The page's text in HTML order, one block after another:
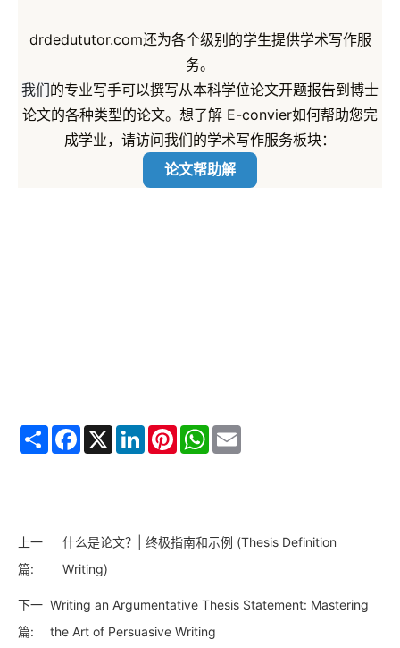
drdedututor.com还为各个级别的学生提供学术写作服
务。
我们的专业写手可以撰写从本科学位论文开题报告到博士
论文的各种类型的论文。想了解 E-convier如何帮助您完
成学业，请访问我们的学术写作服务板块：
论文帮助解
Share Facebook
X LinkedInPinterestWhatsApp
上一
篇:
什么是论文？| 终极指南和示例 (Thesis Definition
Writing)
下一
篇:
Writing an Argumentative Thesis Statement: Mastering
the Art of Persuasive Writing